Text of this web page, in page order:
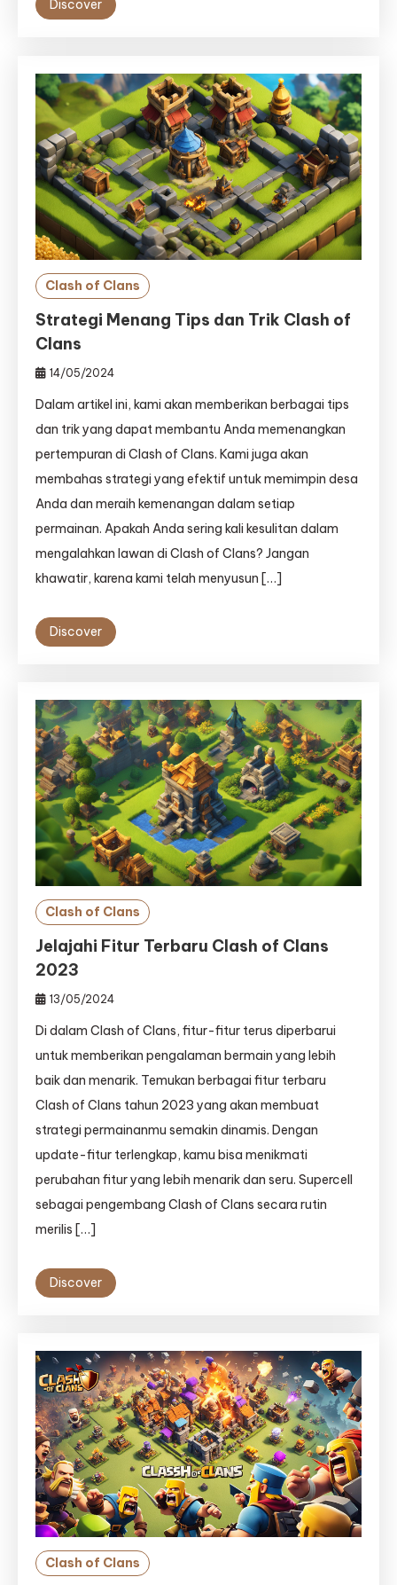
Discover
Clash of Clans
Strategi Menang Tips dan Trik Clash of
Clans
14/05/2024
Dalam artikel ini, kami akan memberikan berbagai tips
dan trik yang dapat membantu Anda memenangkan
pertempuran di Clash of Clans. Kami juga akan
membahas strategi yang efektif untuk memimpin desa
Anda dan meraih kemenangan dalam setiap
permainan. Apakah Anda sering kali kesulitan dalam
mengalahkan lawan di Clash of Clans? Jangan
khawatir, karena kami telah menyusun […]
Discover
Clash of Clans
Jelajahi Fitur Terbaru Clash of Clans
2023
13/05/2024
Di dalam Clash of Clans, fitur-fitur terus diperbarui
untuk memberikan pengalaman bermain yang lebih
baik dan menarik. Temukan berbagai fitur terbaru
Clash of Clans tahun 2023 yang akan membuat
strategi permainanmu semakin dinamis. Dengan
update-fitur terlengkap, kamu bisa menikmati
perubahan fitur yang lebih menarik dan seru. Supercell
sebagai pengembang Clash of Clans secara rutin
merilis […]
Discover
Clash of Clans